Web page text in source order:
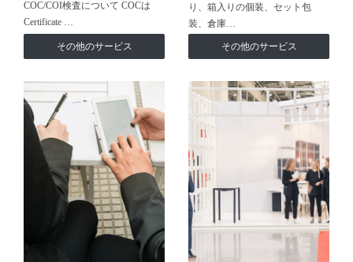
COC/COI検査について COCは
Certificate …
その他のサービス
り、箱入りの個装、セット包
装、倉庫…
その他のサービス